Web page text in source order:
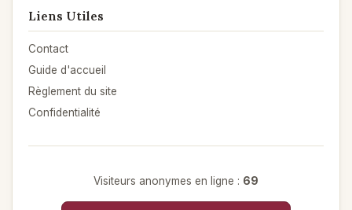
Liens Utiles
Contact
Guide d'accueil
Règlement du site
Confidentialité
Visiteurs anonymes en ligne : 69